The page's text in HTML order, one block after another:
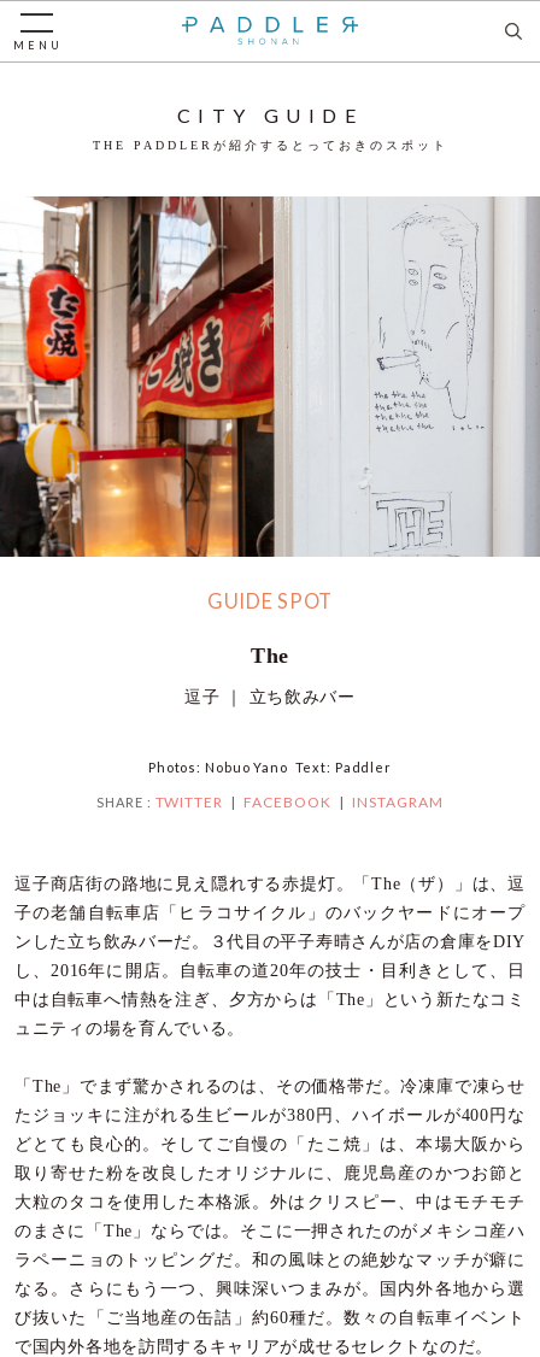
MENU
CITY GUIDE
THE PADDLERが紹介するとっておきのスポット
GUIDE SPOT
The
逗子 ｜ 立ち飲みバー
Photos: Nobuo Yano Text: Paddler
SHARE : TWITTER FACEBOOK INSTAGRAM
逗子商店街の路地に見え隠れする赤提灯。「The（ザ）」は、逗
子の老舗自転車店「ヒラコサイクル」のバックヤードにオープ
ンした立ち飲みバーだ。３代目の平子寿晴さんが店の倉庫をDIY
し、2016年に開店。自転車の道20年の技士・目利きとして、日
中は自転車へ情熱を注ぎ、夕方からは「The」という新たなコミ
ュニティの場を育んでいる。
「The」でまず驚かされるのは、その価格帯だ。冷凍庫で凍らせ
たジョッキに注がれる生ビールが380円、ハイボールが400円な
どとても良心的。そしてご自慢の「たこ焼」は、本場大阪から
取り寄せた粉を改良したオリジナルに、鹿児島産のかつお節と
大粒のタコを使用した本格派。外はクリスピー、中はモチモチ
のまさに「The」ならでは。そこに一押されたのがメキシコ産ハ
ラペーニョのトッピングだ。和の風味との絶妙なマッチが癖に
なる。さらにもう一つ、興味深いつまみが。国内外各地から選
び抜いた「ご当地産の缶詰」約60種だ。数々の自転車イベント
で国内外各地を訪問するキャリアが成せるセレクトなのだ。